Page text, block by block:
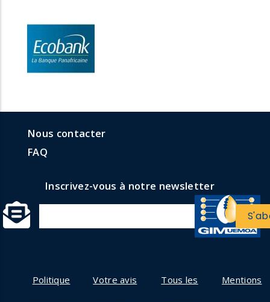
menuNous contacter
FAQ
Inscrivez-vous à notre newsletter
Menu
Politique Votre avis Tous les Mentions